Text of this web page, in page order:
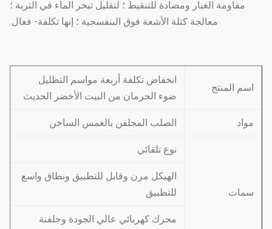
مقاومة الغبار ومضادة للتنقيط ؛ لتقليل تبخر الماء في التربة ؛
معالجة كتلة الأشعة فوق البنفسجية ؛ إنها تكلفة- فعال.
اسم المنتج
انخفاض تكلفة أربعة مواسم التظليل
ضوء الحرمان من البيت الأخضر الحديث
مواد الصلب المجلفن بالغمس الساخن
سمات
نوع تلقائي
الهيكل مرن وقابل للتطبيق ونطاق واسع
للتطبيق
محرك كهربائي عالي الجودة وجلفنة